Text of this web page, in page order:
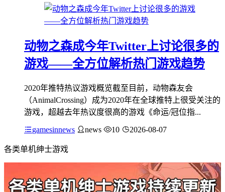
动物之森成今年Twitter上讨论很多的
游戏——全方位解析热门游戏趋势
2020年推特热议游戏概览截至目前，动物森友会
（AnimalCrossing）成为2020年在全球推特上很受关注的
游戏，超越去年热议度很高的游戏《命运/冠位指...
gamesinnews news 10 2026-08-07
各类单机绅士游戏